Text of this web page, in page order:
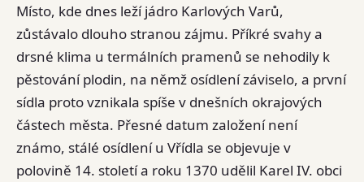
Místo, kde dnes leží jádro Karlových Varů,
zůstávalo dlouho stranou zájmu. Příkré svahy a
drsné klima u termálních pramenů se nehodily k
pěstování plodin, na němž osídlení záviselo, a první
sídla proto vznikala spíše v dnešních okrajových
částech města. Přesné datum založení není
známo, stálé osídlení u Vřídla se objevuje v
polovině 14. století a roku 1370 udělil Karel IV. obci